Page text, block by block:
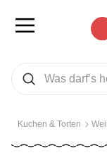
Was wollen Sie suchen
Suchen
Kuchen & Torten